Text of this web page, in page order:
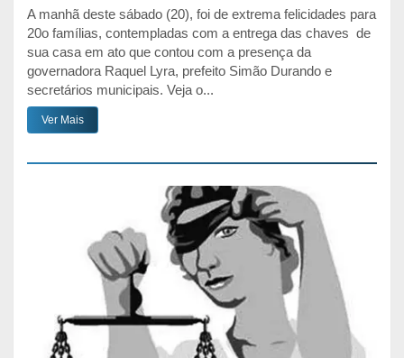
A manhã deste sábado (20), foi de extrema felicidades para
20o famílias, contempladas com a entrega das chaves de
sua casa em ato que contou com a presença da
governadora Raquel Lyra, prefeito Simão Durando e
secretários municipais. Veja o...
Ver Mais